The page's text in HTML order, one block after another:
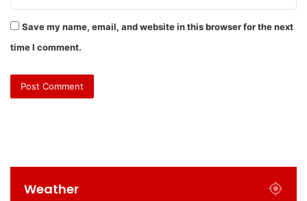
Save my name, email, and website in this browser for the next
time I comment.
Weather